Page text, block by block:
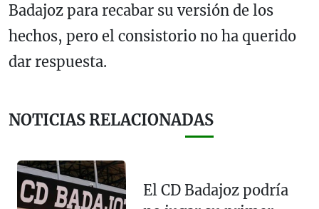
Badajoz para recabar su versión de los
hechos, pero el consistorio no ha querido
dar respuesta.
NOTICIAS RELACIONADAS
El CD Badajoz podría